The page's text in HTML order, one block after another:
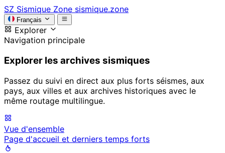
SZ Sismique Zone sismique.zone
Français
Explorer
Navigation principale
Explorer les archives sismiques
Passez du suivi en direct aux plus forts séismes, aux
pays, aux villes et aux archives historiques avec le
même routage multilingue.
Vue d'ensemble
Page d'accueil et derniers temps forts